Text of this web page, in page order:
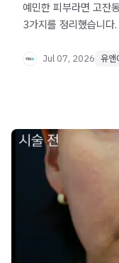
예민한 피부라면 고잔
3가지를 정리했습니다
Jul 07, 2026 유앤